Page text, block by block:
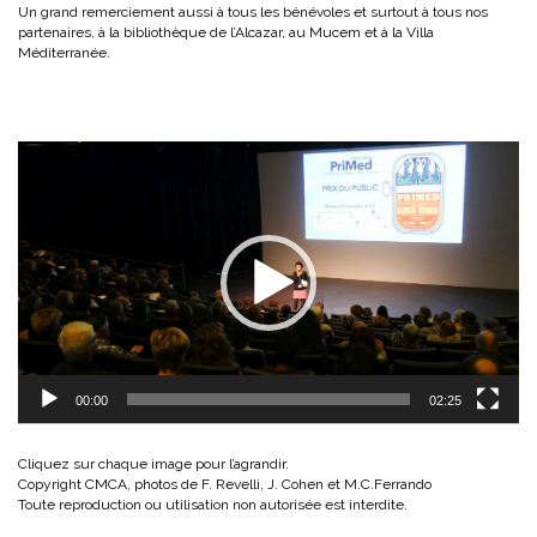
Un grand remerciement aussi à tous les bénévoles et surtout à tous nos
partenaires, à la bibliothèque de l’Alcazar, au Mucem et à la Villa
Méditerranée.
Lecteur
00:00 02:25
Cliquez sur chaque image pour l’agrandir.
Copyright CMCA, photos de F. Revelli, J. Cohen et M.C.Ferrando
Toute reproduction ou utilisation non autorisée est interdite.